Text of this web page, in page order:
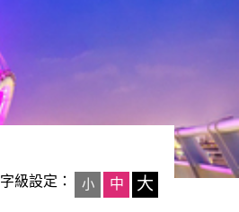
字級設定： 小 中 大